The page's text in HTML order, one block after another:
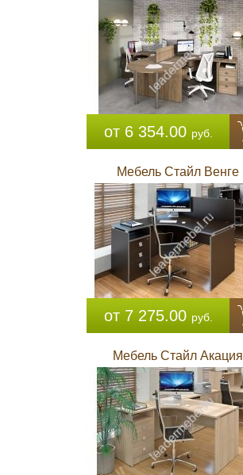
от 6 354.00 руб.
Мебель Стайл Венге
от 7 275.00 руб.
Мебель Стайл Акация